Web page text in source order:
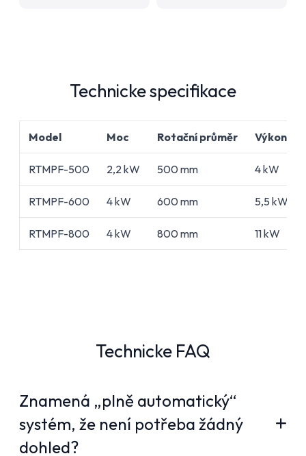
Technicke specifikace
Model Moc Rotační průměr Výkon
RTMPF-500 2,2 kW 500 mm 4 kW
RTMPF-600 4 kW 600 mm 5,5 kW
RTMPF-800 4 kW 800 mm 11 kW
Technicke FAQ
Znamená „plně automatický“
systém, že není potřeba žádný
dohled?